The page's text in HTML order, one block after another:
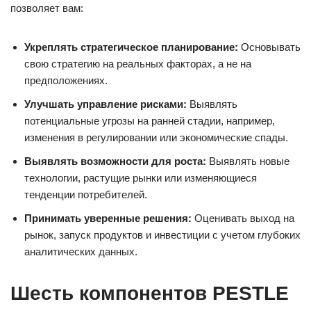
позволяет вам:
Укреплять стратегическое планирование: Основывать
свою стратегию на реальных факторах, а не на
предположениях.
Улучшать управление рисками: Выявлять
потенциальные угрозы на ранней стадии, например,
изменения в регулировании или экономические спады.
Выявлять возможности для роста: Выявлять новые
технологии, растущие рынки или изменяющиеся
тенденции потребителей.
Принимать уверенные решения: Оценивать выход на
рынок, запуск продуктов и инвестиции с учетом глубоких
аналитических данных.
Шесть компонентов PESTLE